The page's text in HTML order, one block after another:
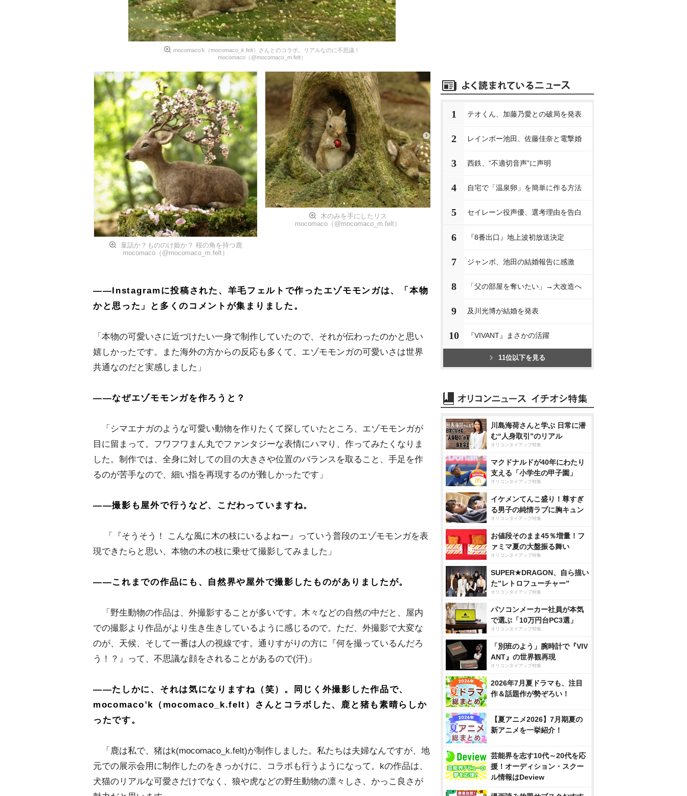
mocomaco’k（mocomaco_k.felt）さんとのコラボ。リアルなのに不思議！
mocomaco（@mocomaco_m.felt）
童話か？もののけ姫か？ 桜の角を持つ鹿
mocomaco（@mocomaco_m.felt）
木のみを手にしたリス
mocomaco（@mocomaco_m.felt）
――Instagramに投稿された、羊毛フェルトで作ったエゾモモンガは、「本物
かと思った」と多くのコメントが集まりました。
「本物の可愛いさに近づけたい一身で制作していたので、それが伝わったのかと思い
嬉しかったです。また海外の方からの反応も多くて、エゾモモンガの可愛いさは世界
共通なのだと実感しました」
――なぜエゾモモンガを作ろうと？
「シマエナガのような可愛い動物を作りたくて探していたところ、エゾモモンガが
目に留まって。フワフワまん丸でファンタジーな表情にハマり、作ってみたくなりま
した。制作では、全身に対しての目の大きさや位置のバランスを取ること、手足を作
るのが苦手なので、細い指を再現するのが難しかったです」
――撮影も屋外で行うなど、こだわっていますね。
「『そうそう！ こんな風に木の枝にいるよねー』っていう普段のエゾモモンガを表
現できたらと思い、本物の木の枝に乗せて撮影してみました」
――これまでの作品にも、自然界や屋外で撮影したものがありましたが。
「野生動物の作品は、外撮影することが多いです。木々などの自然の中だと、屋内
での撮影より作品がより生き生きしているように感じるので。ただ、外撮影で大変な
のが、天候、そして一番は人の視線です。通りすがりの方に『何を撮っているんだろ
う！？』って、不思議な顔をされることがあるので(汗)」
――たしかに、それは気になりますね（笑）。同じく外撮影した作品で、
mocomaco’k（mocomaco_k.felt）さんとコラボした、鹿と猪も素晴らしか
ったです。
「鹿は私で、猪はk(mocomaco_k.felt)が制作しました。私たちは夫婦なんですが、地
元での展示会用に制作したのをきっかけに、コラボも行うようになって。kの作品は、
犬猫のリアルな可愛さだけでなく、狼や虎などの野生動物の凛々しさ、かっこ良さが
1 テオくん、加藤乃愛との破局を発表
2 レインボー池田、佐藤佳奈と電撃婚
3 西鉄、“不適切音声”に声明
4 自宅で「温泉卵」を簡単に作る方法
5 セイレーン役声優、選考理由を告白
6 『8番出口』地上波初放送決定
7 ジャンボ、池田の結婚報告に感激
8 「父の部屋を奪いたい」→大改造へ
9 及川光博が結婚を発表
10 『VIVANT』まさかの活躍
11位以下を見る
川島海荷さんと学ぶ 日常に潜
む“人身取引”のリアル
オリコンタイアップ特集
マクドナルドが40年にわたり
支える「小学生の甲子園」
オリコンタイアップ特集
イケメンてんこ盛り！尊すぎ
る男子の純情ラブに胸キュン
オリコンタイアップ特集
お値段そのまま45％増量！フ
ァミマ夏の大盤振る舞い
オリコンタイアップ特集
SUPER★DRAGON、自ら描い
た”レトロフューチャー”
オリコンタイアップ特集
パソコンメーカー社員が本気
で選ぶ「10万円台PC3選」
オリコンタイアップ特集
「別班のよう」腕時計で『VIV
ANT』の世界観再現
オリコンタイアップ特集
2026年7月夏ドラマも、注目
作＆話題作が勢ぞろい！
【夏アニメ2026】7月期夏の
新アニメを一挙紹介！
芸能界を志す10代～20代を応
援！オーディション・スクー
ル情報はDeview